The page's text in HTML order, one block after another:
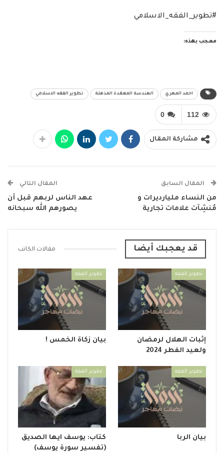
#تطوير_الفقه_الاسلامي
معجب بهذه:
احمد المهري الهندسة المعقدة المذهلة تطوير الفقه الاسلامي
0 112
مشاركة المقال
المقال السابق
من النساء مليارديرات و
مُنشِآت علامات تجارية
المقال التالي
عهد الناس لربهم قبل أن
يصورهم الله سبحانه
قد يعجبك أيضا مقالات الكاتب
تطوير الفقه
إثبات الهلال لرمضان
ولعيد الفطر 2024
تطوير الفقه
بيان زكاة الخمس !
تطوير الفقه
بيان الربا
تطوير الفقه
كتاب: يوسف ايها الصديق
(تفسير سورة يوسف)